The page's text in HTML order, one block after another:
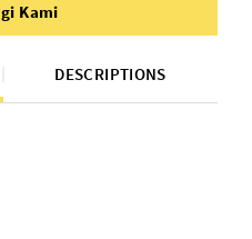
Kami
DESCRIPTIONS